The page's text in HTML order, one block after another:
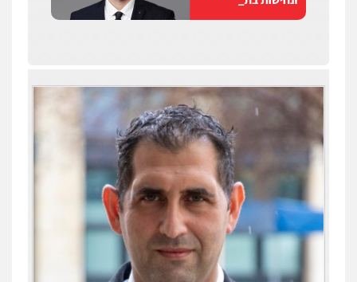
עו"ד תומר נוה
פלילי מעצרים וחקירות עבירות המתה עורכי
דין לענייני אסירים
0507913332
עו"ד איהאב ג'לג'ולי
פלילי מעצרים וחקירות עורכי דין לענייני
אסירים
0505216700
עו"ד שלומי שרון
פלילי צבאי מעצרים וחקירות